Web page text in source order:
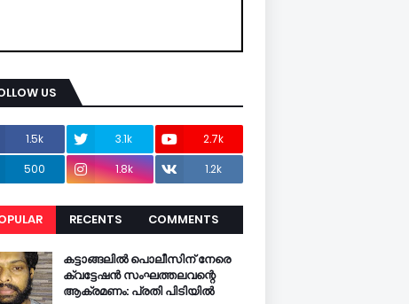
US
1.5k 3.1k
2.7k
500
1.8k 1.2k
RECENTS
COMMENTS
കട്ടാങ്ങലിൽ പൊലീസിന് നേരെ
ക്വട്ടേഷൻ സംഘത്തലവന്റെ
ആക്രമണം: പ്രതി പിടിയിൽ